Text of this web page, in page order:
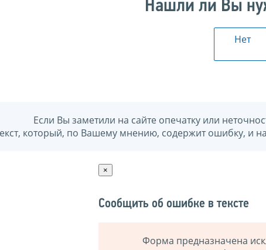
Нашли ли Вы
Нет
Если Вы заметили на сайте опечатку или
который, по Вашему мнению, содержит ошибку, и
×
Сообщить об ошибке в тексте
Форма предназначена